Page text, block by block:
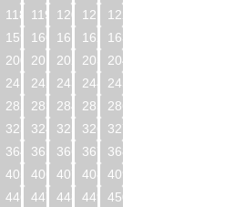
118 119 120 121
122
159 160 161 162
163
200 201 202 203
204
241 242 243 244
245
282 283 284 285
286
323 324 325 326
327
364 365 366 367
368
405 406 407 408
409
446 447 448 449
450